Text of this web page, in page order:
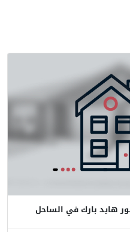
سي شور هايد بارك في الساحل